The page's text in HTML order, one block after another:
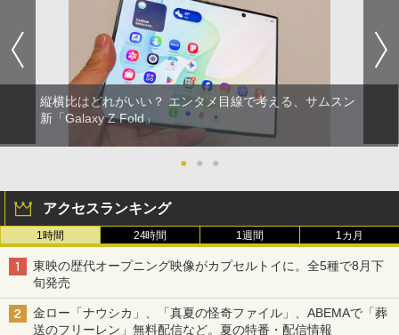
縦横比はどれがいい？ エンタメ目線で考える、サムスン
新「Galaxy Z Fold」
● ● ●
アクセスランキング
1時間 24時間 1週間 1カ月
東映の歴代オープニング映像がカプセルトイに。全5種で8月下
旬発売
金ロー「ナウシカ」、「真夏の怪奇ファイル」、ABEMAで「葬
送のフリーレン」無料配信など。夏の特番・配信情報